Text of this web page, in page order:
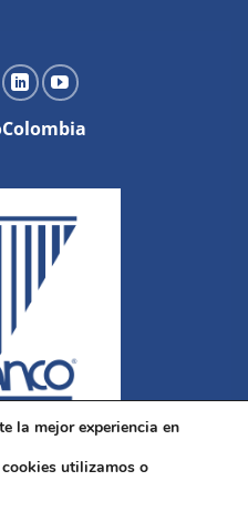
la mejor experiencia en
cookies utilizamos o